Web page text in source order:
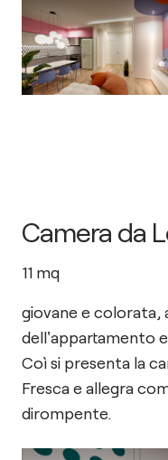
Camera da
11 mq
giovane e colorata,
dell'appartamento
Coì si presenta la
Fresca e allegra
dirompente.